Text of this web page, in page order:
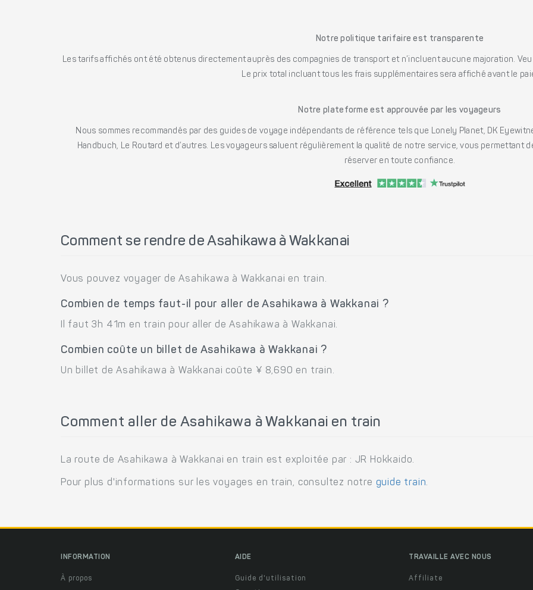
Notre politique tarifaire est transparente
Les tarifs affichés ont été obtenus directement auprès des compagnies de transport et n’incluent aucune majoration.
Le prix total incluant tous les frais supplémentaires sera affiché avant le
Notre plateforme est approuvée par les voyageurs
Nous sommes recommandés par des guides de voyage indépendants de référence tels que Lonely Planet, DK
Handbuch, Le Routard et d’autres. Les voyageurs saluent régulièrement la qualité de notre service, vous permettant
réserver en toute confiance.
Comment se rendre de Asahikawa à Wakkanai
Vous pouvez voyager de Asahikawa à Wakkanai en train.
Combien de temps faut-il pour aller de Asahikawa à Wakkanai ?
Il faut 3h 41m en train pour aller de Asahikawa à Wakkanai.
Combien coûte un billet de Asahikawa à Wakkanai ?
Un billet de Asahikawa à Wakkanai coûte ¥ 8,690 en train.
Comment aller de Asahikawa à Wakkanai en train
La route de Asahikawa à Wakkanai en train est exploitée par : JR Hokkaido.
Pour plus d'informations sur les voyages en train, consultez notre guide train.
INFORMATION
À propos
AIDE
Guide d'utilisation
TRAVAILLE AVEC NOUS
Affiliate